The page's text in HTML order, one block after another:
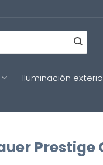
Iluminación
Prestige